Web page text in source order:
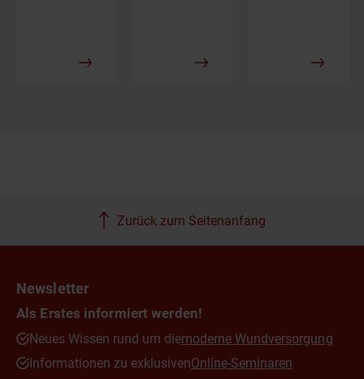
Zurück zum Seitenanfang
Newsletter
Als Erstes informiert werden!
Neues Wissen rund um diemoderne Wundversorgung
Informationen zu exklusivenOnline-Seminaren